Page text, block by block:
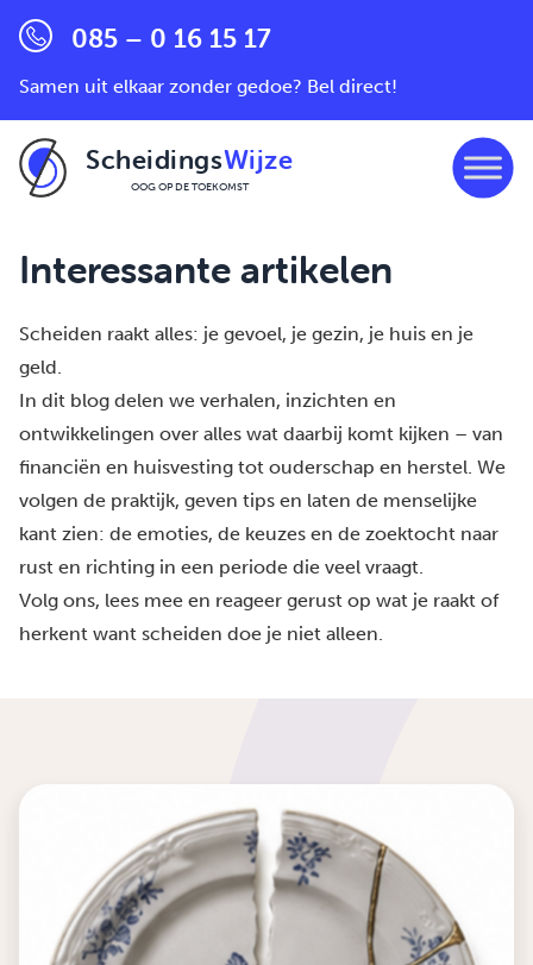
085 – 0 16 15 17
Samen uit elkaar zonder gedoe? Bel direct!
ScheidingsWijze
OOG OP DE TOEKOMST
Interessante artikelen
Scheiden raakt alles: je gevoel, je gezin, je huis en je
geld.
In dit blog delen we verhalen, inzichten en
ontwikkelingen over alles wat daarbij komt kijken – van
financiën en huisvesting tot ouderschap en herstel. We
volgen de praktijk, geven tips en laten de menselijke
kant zien: de emoties, de keuzes en de zoektocht naar
rust en richting in een periode die veel vraagt.
Volg ons, lees mee en reageer gerust op wat je raakt of
herkent want scheiden doe je niet alleen.